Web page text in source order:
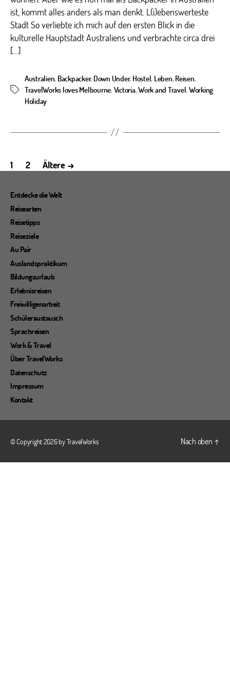
ist, kommt alles anders als man denkt. L(i)ebenswerteste
Stadt So verliebte ich mich auf den ersten Blick in die
kulturelle Hauptstadt Australiens und verbrachte circa drei
[…]
Schlagwörter
Australien, Backpacker, Down Under, Hostel, Leben, Reisen,
TravelWorks loves Melbourne, Victoria,Work and Travel, Working
Holiday
Seitennummerierung
Beiträge
1 2 Ältere →
Entdecke die Welt
Reisearten
Reisetipps
Reiseziele
Au Pair
Auslandspraktikum
Bildungsurlaub
Erlebnisreisen
Freiwilligenarbeit
Schüleraustausch
Sprachreisen
Work & Travel
Über TravelWorks
Datenschutz
Impressum
Kontakt
© Copyright 2026 byTravelWorks Nach oben ↑